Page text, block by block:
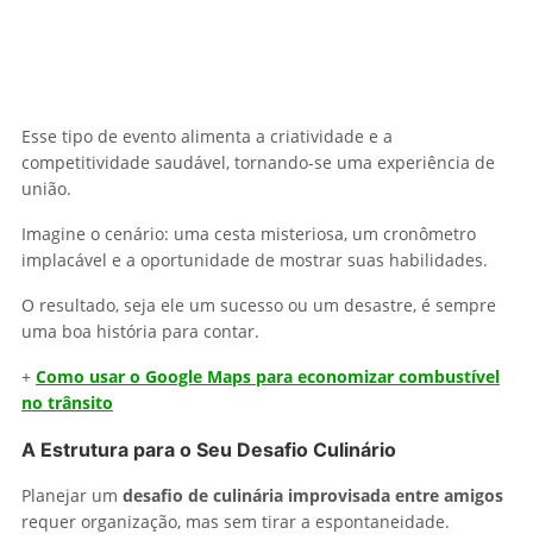
Esse tipo de evento alimenta a criatividade e a
competitividade saudável, tornando-se uma experiência de
união.
Imagine o cenário: uma cesta misteriosa, um cronômetro
implacável e a oportunidade de mostrar suas habilidades.
O resultado, seja ele um sucesso ou um desastre, é sempre
uma boa história para contar.
+ Como usar o Google Maps para economizar combustível
no trânsito
A Estrutura para o Seu Desafio Culinário
Planejar um desafio de culinária improvisada entre amigos
requer organização, mas sem tirar a espontaneidade.